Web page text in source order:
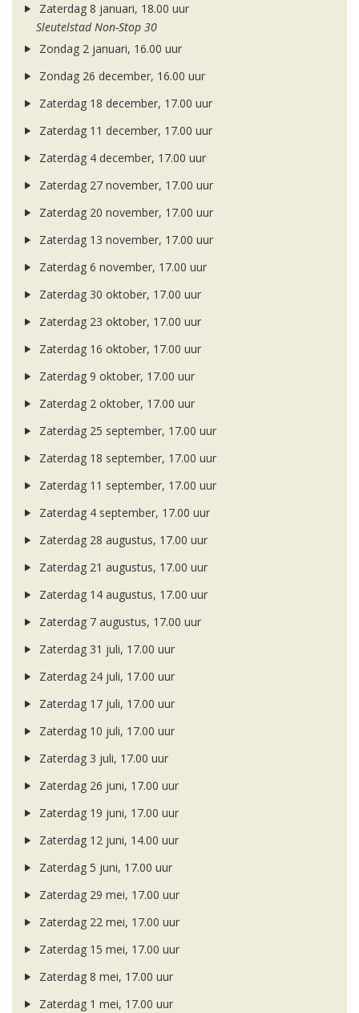
Zaterdag 8 januari, 18.00 uur
Sleutelstad Non-Stop 30
Zondag 2 januari, 16.00 uur
Zondag 26 december, 16.00 uur
Zaterdag 18 december, 17.00 uur
Zaterdag 11 december, 17.00 uur
Zaterdag 4 december, 17.00 uur
Zaterdag 27 november, 17.00 uur
Zaterdag 20 november, 17.00 uur
Zaterdag 13 november, 17.00 uur
Zaterdag 6 november, 17.00 uur
Zaterdag 30 oktober, 17.00 uur
Zaterdag 23 oktober, 17.00 uur
Zaterdag 16 oktober, 17.00 uur
Zaterdag 9 oktober, 17.00 uur
Zaterdag 2 oktober, 17.00 uur
Zaterdag 25 september, 17.00 uur
Zaterdag 18 september, 17.00 uur
Zaterdag 11 september, 17.00 uur
Zaterdag 4 september, 17.00 uur
Zaterdag 28 augustus, 17.00 uur
Zaterdag 21 augustus, 17.00 uur
Zaterdag 14 augustus, 17.00 uur
Zaterdag 7 augustus, 17.00 uur
Zaterdag 31 juli, 17.00 uur
Zaterdag 24 juli, 17.00 uur
Zaterdag 17 juli, 17.00 uur
Zaterdag 10 juli, 17.00 uur
Zaterdag 3 juli, 17.00 uur
Zaterdag 26 juni, 17.00 uur
Zaterdag 19 juni, 17.00 uur
Zaterdag 12 juni, 14.00 uur
Zaterdag 5 juni, 17.00 uur
Zaterdag 29 mei, 17.00 uur
Zaterdag 22 mei, 17.00 uur
Zaterdag 15 mei, 17.00 uur
Zaterdag 8 mei, 17.00 uur
Zaterdag 1 mei, 17.00 uur